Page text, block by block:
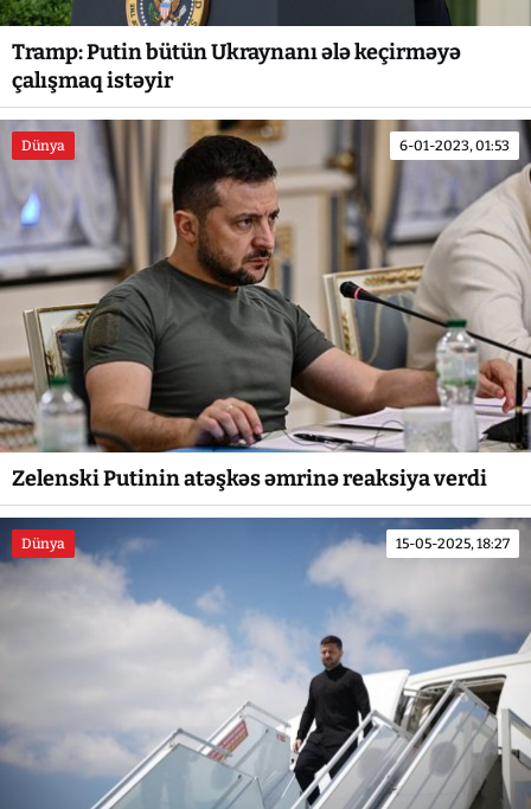
Tramp: Putin bütün Ukraynanı ələ keçirməyə
çalışmaq istəyir
Dünya 6-01-2023, 01:53
Zelenski Putinin atəşkəs əmrinə reaksiya verdi
Dünya 15-05-2025, 18:27